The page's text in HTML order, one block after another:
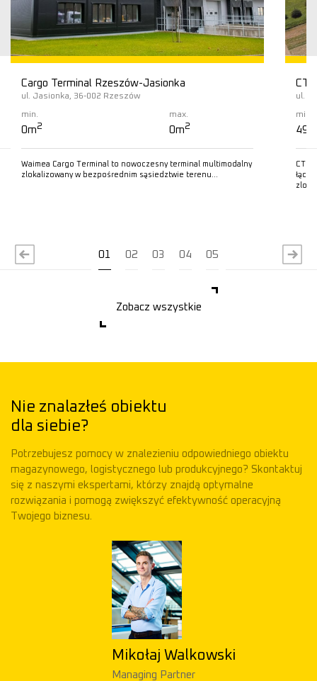
Cargo Terminal Rzeszów-Jasionka
ul. Jasionka, 36-002 Rzeszów
min.
0m2
max.
0m2
Waimea Cargo Terminal to nowoczesny terminal multimodalny
zlokalizowany w bezpośrednim sąsiedztwie terenu…
ul.
min.
01 02 03 04 05
Zobacz wszystkie
Nie znalazłeś obiektu
dla siebie?
Potrzebujesz pomocy w znalezieniu odpowiedniego obiektu
magazynowego, logistycznego lub produkcyjnego? Skontaktuj
się z naszymi ekspertami, którzy znajdą optymalne
rozwiązania i pomogą zwiększyć efektywność operacyjną
Twojego biznesu.
Mikołaj Walkowski
Managing Partner